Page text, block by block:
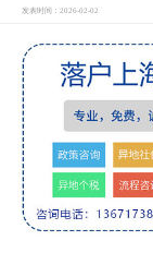
留
生
务
优
发表时间：2026-02-02